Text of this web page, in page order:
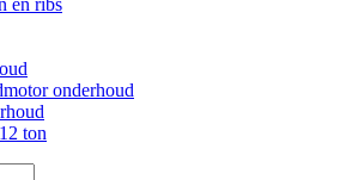
en ribs
onderhoud
ton